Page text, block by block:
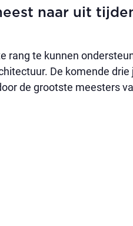
naar uit
rang te kunnen
De komende drie
de grootste meesters